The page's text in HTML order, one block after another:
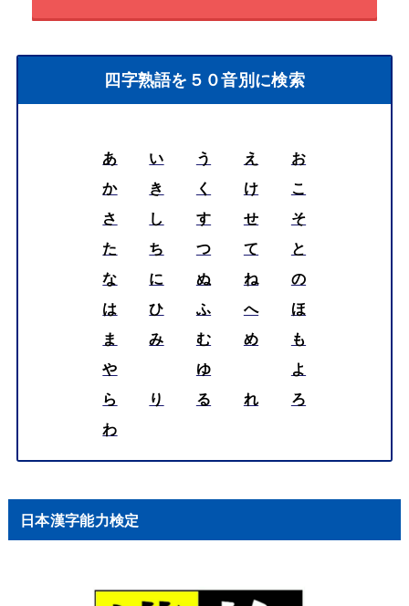
四字熟語を５０音別に検索
あ い う え
お
か
き く け
こ
さ
し す せ
そ
た
ち つ て
と
な
に ぬ ね
の
は
ひ ふ へ
ほ
ま
み む め
も
や
ゆ
よ
ら
り る れ
ろ
わ
日本漢字能力検定